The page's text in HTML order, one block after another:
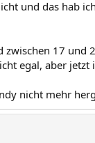
und das hab
zwischen 17 und
egal, aber jetzt
nicht mehr